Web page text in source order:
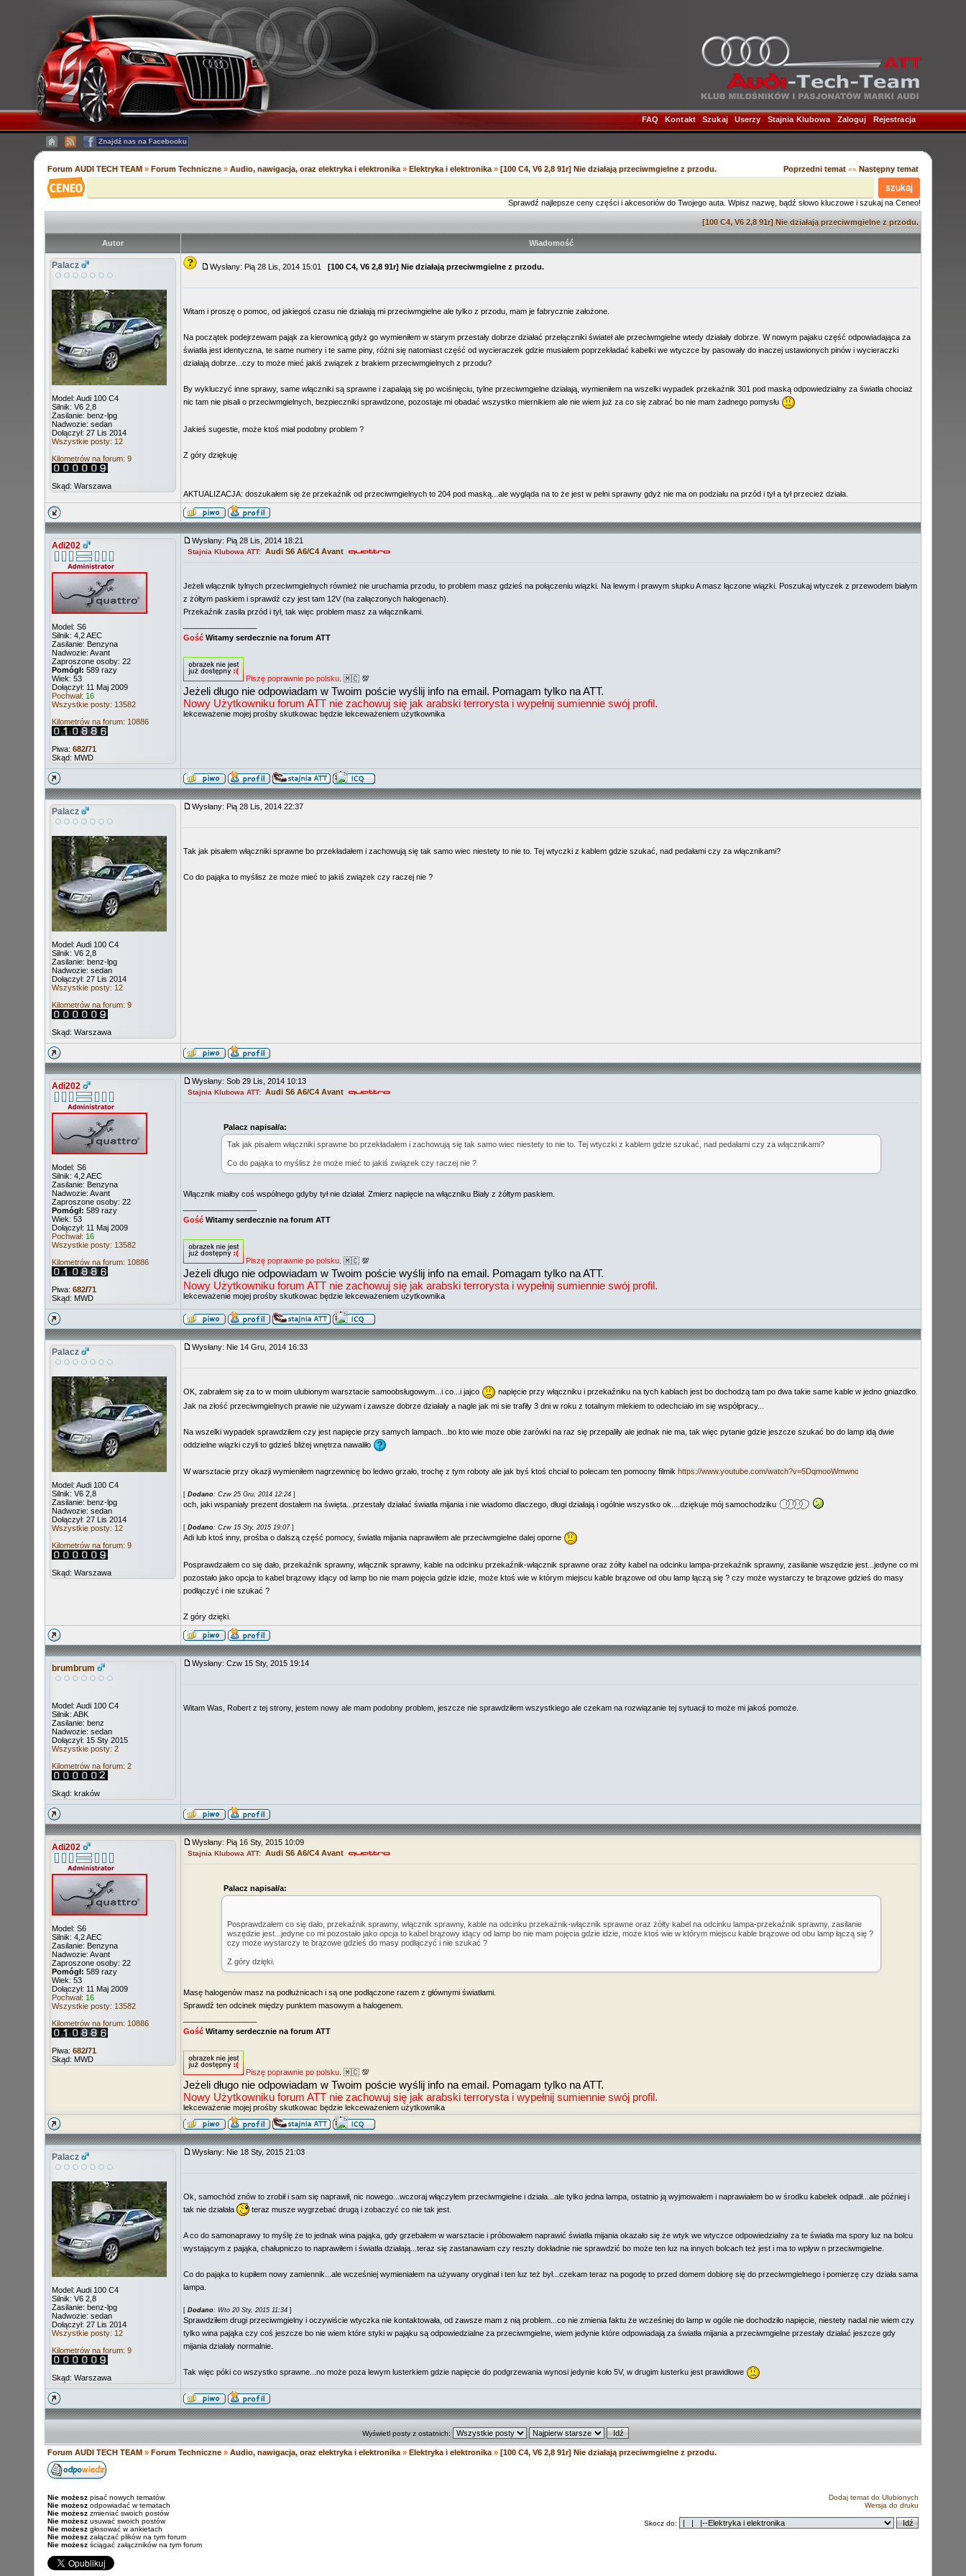
FAQ |Kontakt| Szukaj| Userzy Stajnia Klubowa Zaloguj Rejestracja
Forum AUDI TECH TEAM » Forum Techniczne » Audio, nawigacja, oraz elektryka i elektronika » Elektryka i elektronika » [100 C4, V6 2,8 91r] Nie działają przeciwmgielne z przodu. Poprzedni temat «» Następny temat
szukaj
Sprawdź najlepsze ceny części i akcesoriów do Twojego auta. Wpisz nazwę, bądź słowo kluczowe i szukaj na Ceneo!
[100 C4, V6 2,8 91r] Nie działają przeciwmgielne z przodu.
Autor Wiadomość
Palacz
Model: Audi 100 C4
Silnik: V6 2,8
Zasilanie: benz-lpg
Nadwozie: sedan
Dołączył: 27 Lis 2014
Wszystkie posty: 12
Kilometrów na forum: 9
Skąd: Warszawa
Wysłany: Pią 28 Lis, 2014 15:01 [100 C4, V6 2,8 91r] Nie działają przeciwmgielne z przodu.
Witam i proszę o pomoc, od jakiegoś czasu nie działają mi przeciwmgielne ale tylko z przodu, mam je fabrycznie założone.
Na początek podejrzewam pająk za kierownicą gdyż go wymieniłem w starym przestały dobrze działać przełączniki świateł ale przeciwmgielne wtedy działały dobrze. W nowym pajaku część odpowiadająca za
światła jest identyczna, te same numery i te same piny, różni się natomiast część od wycieraczek gdzie musiałem poprzekładać kabelki we wtyczce by pasowały do inaczej ustawionych pinów i wycieraczki
działają dobrze...czy to może mieć jakiś związek z brakiem przeciwmgielnych z przodu?
By wykluczyć inne sprawy, same włączniki są sprawne i zapalają się po wciśnięciu, tylne przeciwmgielne działają, wymieniłem na wszelki wypadek przekaźnik 301 pod maską odpowiedzialny za światła chociaż
nic tam nie pisali o przeciwmgielnych, bezpieczniki sprawdzone, pozostaje mi obadać wszystko miernikiem ale nie wiem już za co się zabrać bo nie mam żadnego pomysłu
Jakieś sugestie, może ktoś miał podobny problem ?
Z góry dziękuję
AKTUALIZACJA: doszukałem się że przekaźnik od przeciwmgielnych to 204 pod maską...ale wygląda na to że jest w pełni sprawny gdyż nie ma on podziału na przód i tył a tył przecież działa.
Adi202
Model: S6
Silnik: 4,2 AEC
Zasilanie: Benzyna
Nadwozie: Avant
Zaproszone osoby: 22
Pomógł: 589 razy
Wiek: 53
Dołączył: 11 Maj 2009
Pochwał: 16
Wszystkie posty: 13582
Kilometrów na forum: 10886
Piwa: 682/71
Skąd: MWD
Wysłany: Pią 28 Lis, 2014 18:21
Stajnia Klubowa ATT: Audi S6 A6/C4 Avant
Jeżeli włącznik tylnych przeciwmgielnych również nie uruchamia przodu, to problem masz gdzieś na połączeniu wiązki. Na lewym i prawym słupku A masz łączone wiązki. Poszukaj wtyczek z przewodem białym
z żółtym paskiem i sprawdź czy jest tam 12V (na załączonych halogenach).
Przekaźnik zasila przód i tył, tak więc problem masz za włącznikami.
Gość Witamy serdecznie na forum ATT
Piszę poprawnie po polsku . 🇲🇨 💯
Jeżeli długo nie odpowiadam w Twoim poście wyślij info na email. Pomagam tylko na ATT.
Nowy Użytkowniku forum ATT nie zachowuj się jak arabski terrorysta i wypełnij sumiennie swój profil.
lekceważenie mojej prośby skutkowac będzie lekceważeniem użytkownika
Palacz
Model: Audi 100 C4
Silnik: V6 2,8
Zasilanie: benz-lpg
Nadwozie: sedan
Dołączył: 27 Lis 2014
Wszystkie posty: 12
Kilometrów na forum: 9
Skąd: Warszawa
Wysłany: Pią 28 Lis, 2014 22:37
Tak jak pisałem włączniki sprawne bo przekładałem i zachowują się tak samo wiec niestety to nie to. Tej wtyczki z kablem gdzie szukać, nad pedałami czy za włącznikami?
Co do pająka to myślisz że może mieć to jakiś związek czy raczej nie ?
Adi202
Model: S6
Silnik: 4,2 AEC
Zasilanie: Benzyna
Nadwozie: Avant
Zaproszone osoby: 22
Pomógł: 589 razy
Wiek: 53
Dołączył: 11 Maj 2009
Pochwał: 16
Wszystkie posty: 13582
Kilometrów na forum: 10886
Piwa: 682/71
Skąd: MWD
Wysłany: Sob 29 Lis, 2014 10:13
Stajnia Klubowa ATT: Audi S6 A6/C4 Avant
Palacz napisał/a:
Tak jak pisałem włączniki sprawne bo przekładałem i zachowują się tak samo wiec niestety to nie to. Tej wtyczki z kablem gdzie szukać, nad pedałami czy za włącznikami?
Co do pająka to myślisz że może mieć to jakiś związek czy raczej nie ?
Włącznik miałby coś wspólnego gdyby tył nie działał. Zmierz napięcie na włączniku Biały z żółtym paskiem.
Gość Witamy serdecznie na forum ATT
Piszę poprawnie po polsku . 🇲🇨 💯
Jeżeli długo nie odpowiadam w Twoim poście wyślij info na email. Pomagam tylko na ATT.
Nowy Użytkowniku forum ATT nie zachowuj się jak arabski terrorysta i wypełnij sumiennie swój profil.
lekceważenie mojej prośby skutkowac będzie lekceważeniem użytkownika
Palacz
Model: Audi 100 C4
Silnik: V6 2,8
Zasilanie: benz-lpg
Nadwozie: sedan
Dołączył: 27 Lis 2014
Wszystkie posty: 12
Kilometrów na forum: 9
Skąd: Warszawa
Wysłany: Nie 14 Gru, 2014 16:33
OK, zabrałem się za to w moim ulubionym warsztacie samoobsługowym...i co...i jajco
napięcie przy włączniku i przekaźniku na tych kablach jest bo dochodzą tam po dwa takie same kable w jedno gniazdko.
Jak na złość przeciwmgielnych prawie nie używam i zawsze dobrze działały a nagle jak mi sie trafiły 3 dni w roku z totalnym mlekiem to odechciało im się współpracy...
Na wszelki wypadek sprawdziłem czy jest napięcie przy samych lampach...bo kto wie moze obie żarówki na raz się przepaliły ale jednak nie ma, tak więc pytanie gdzie jeszcze szukać bo do lamp idą dwie
oddzielne wiązki czyli to gdzieś bliżej wnętrza nawaliło
W warsztacie przy okazji wymieniłem nagrzewnicę bo ledwo grzało, trochę z tym roboty ale jak byś ktoś chciał to polecam ten pomocny filmik https://www.youtube.com/watch?v=5DqmooWmwnc
[ Dodano: Czw 25 Gru, 2014 12:24 ]
och, jaki wspaniały prezent dostałem na święta...przestały działać światła mijania i nie wiadomo dlaczego, długi działają i ogólnie wszystko ok....dziękuje mój samochodziku
[ Dodano: Czw 15 Sty, 2015 19:07]
Adi lub ktoś inny, prośba o dalszą część pomocy, światła mijania naprawiłem ale przeciwmgielne dalej oporne
Posprawdzałem co się dało, przekaźnik sprawny, włącznik sprawny, kable na odcinku przekaźnik-włącznik sprawne oraz żółty kabel na odcinku lampa-przekaźnik sprawny, zasilanie wszędzie jest...jedyne co mi
pozostało jako opcja to kabel brązowy idący od lamp bo nie mam pojęcia gdzie idzie, może ktoś wie w którym miejscu kable brązowe od obu lamp łączą się ? czy może wystarczy te brązowe gdzieś do masy
podłączyć i nie szukać ?
Z góry dzięki.
brumbrum
Model: Audi 100 C4
Silnik: ABK
Zasilanie: benz
Nadwozie: sedan
Dołączył: 15 Sty 2015
Wszystkie posty: 2
Kilometrów na forum: 2
Skąd: kraków
Wysłany: Czw 15 Sty, 2015 19:14
Witam Was, Robert z tej strony, jestem nowy ale mam podobny problem, jeszcze nie sprawdziłem wszystkiego ale czekam na rozwiązanie tej sytuacji to może mi jakoś pomoże.
Adi202
Model: S6
Silnik: 4,2 AEC
Zasilanie: Benzyna
Nadwozie: Avant
Zaproszone osoby: 22
Pomógł: 589 razy
Wiek: 53
Dołączył: 11 Maj 2009
Pochwał: 16
Wszystkie posty: 13582
Kilometrów na forum: 10886
Piwa: 682/71
Skąd: MWD
Wysłany: Pią 16 Sty, 2015 10:09
Stajnia Klubowa ATT: Audi S6 A6/C4 Avant
Palacz napisał/a:
Posprawdzałem co się dało, przekaźnik sprawny, włącznik sprawny, kable na odcinku przekaźnik-włącznik sprawne oraz żółty kabel na odcinku lampa-przekaźnik sprawny, zasilanie
wszędzie jest...jedyne co mi pozostało jako opcja to kabel brązowy idący od lamp bo nie mam pojęcia gdzie idzie, może ktoś wie w którym miejscu kable brązowe od obu lamp łączą się ?
czy może wystarczy te brązowe gdzieś do masy podłączyć i nie szukać ?
Z góry dzięki.
Masę halogenów masz na podłużnicach i są one podłączone razem z głównymi światłami.
Sprawdź ten odcinek między punktem masowym a halogenem.
Gość Witamy serdecznie na forum ATT
Piszę poprawnie po polsku . 🇲🇨 💯
Jeżeli długo nie odpowiadam w Twoim poście wyślij info na email. Pomagam tylko na ATT.
Nowy Użytkowniku forum ATT nie zachowuj się jak arabski terrorysta i wypełnij sumiennie swój profil.
lekceważenie mojej prośby skutkowac będzie lekceważeniem użytkownika
Palacz
Model: Audi 100 C4
Silnik: V6 2,8
Zasilanie: benz-lpg
Nadwozie: sedan
Dołączył: 27 Lis 2014
Wszystkie posty: 12
Kilometrów na forum: 9
Skąd: Warszawa
Wysłany: Nie 18 Sty, 2015 21:03
Ok, samochód znów to zrobił i sam się naprawił, nic nowego...wczoraj włączyłem przeciwmgielne i działa...ale tylko jedna lampa, ostatnio ją wyjmowałem i naprawiałem bo w środku kabelek odpadł...ale później i
tak nie działała
teraz musze wygrzebać drugą i zobaczyć co nie tak jest.
A co do samonaprawy to myślę że to jednak wina pająka, gdy grzebałem w warsztacie i próbowałem naprawić światła mijania okazało się że wtyk we wtyczce odpowiedzialny za te światła ma spory luz na bolcu
wystającym z pająka, chałupniczo to naprawiłem i światła działają...teraz się zastanawiam czy reszty dokładnie nie sprawdzić bo może ten luz na innych bolcach też jest i ma to wpływ n przeciwmgielne.
Co do pająka to kupiłem nowy zamiennik...ale wcześniej wymieniałem na używany oryginał i ten luz też był...czekam teraz na pogodę to przed domem dobiorę się do przeciwmgielnego i pomierzę czy działa sama
lampa.
[ Dodano: Wto 20 Sty, 2015 11:34 ]
Sprawdziłem drugi przeciwmgielny i oczywiście wtyczka nie kontaktowała, od zawsze mam z nią problem...co nie zmienia faktu że wcześniej do lamp w ogóle nie dochodziło napięcie, niestety nadal nie wiem czy
tylko wina pająka czy coś jeszcze bo nie wiem które styki w pająku są odpowiedzialne za przeciwmgielne, wiem jedynie które odpowiadają za światła mijania a przeciwmgielne przestały działać jeszcze gdy
mijania działały normalnie.
Tak więc póki co wszystko sprawne...no może poza lewym lusterkiem gdzie napięcie do podgrzewania wynosi jedynie koło 5V, w drugim lusterku jest prawidłowe
Wyświetl posty z ostatnich:
Forum AUDI TECH TEAM » Forum Techniczne » Audio, nawigacja, oraz elektryka i elektronika » Elektryka i elektronika » [100 C4, V6 2,8 91r] Nie działają przeciwmgielne z przodu.
Nie możesz pisać nowych tematów
Nie możesz odpowiadać w tematach
Nie możesz zmieniać swoich postów
Nie możesz usuwać swoich postów
Nie możesz głosować w ankietach
Nie możesz załączać plików na tym forum
Nie możesz ściągać załączników na tym forum
Dodaj temat do Ulubionych
Wersja do druku
Skocz do: